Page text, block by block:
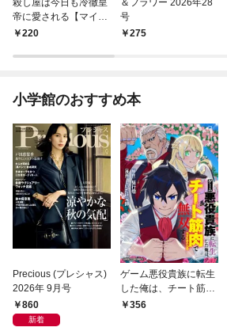
殺し屋は今日も冷徹皇
帝に愛される【マイク
ロ】（１）
220
＆フラワー 2026年28
号
275
小学館のおすすめ本
Precious (プレシャス)
2026年 9月号
860
新着
ゲーム悪役貴族に転生
した俺は、チート筋肉
で無双する【単話】
356